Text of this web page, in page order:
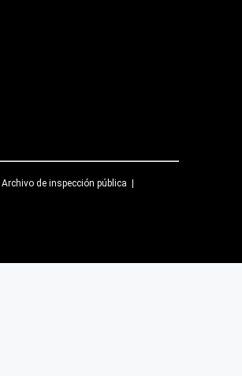
Archivo de inspección pública